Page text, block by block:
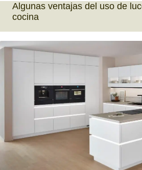
Algunas ventajas del uso de
cocina